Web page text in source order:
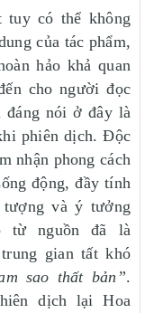
tuy có thể không
của tác phẩm,
hảo khả quan
cho người đọc
đáng nói ở đây là
phiên dịch. Độc
nhận phong cách
động, đầy tính
và ý tưởng
từ nguồn đã là
gian tất khó
sao thất bản”.
dịch lại Hoa